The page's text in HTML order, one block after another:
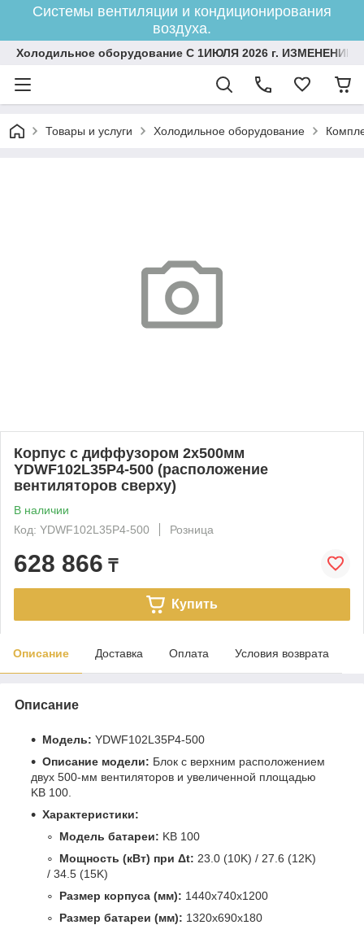
Системы вентиляции и кондиционирования
воздуха.
Холодильное оборудование С 1ИЮЛЯ 2026 г.
Товары и услуги Холодильное оборудование
Корпус с диффузором 2х500мм
YDWF102L35P4-500 (расположение
вентиляторов сверху)
В наличии
Код: YDWF102L35P4-500
Розница
628 866 ₸
Купить
Описание Доставка Оплата Условия возврата
Описание
Модель: YDWF102L35P4-500
Описание модели: Блок с верхним расположением
двух 500-мм вентиляторов и увеличенной площадью
KB 100.
Характеристики:
Модель батареи: KB 100
Мощность (кВт) при Δt: 23.0 (10K) / 27.6 (12K)
/ 34.5 (15K)
Размер корпуса (мм): 1440x740x1200
Размер батареи (мм): 1320x690x180